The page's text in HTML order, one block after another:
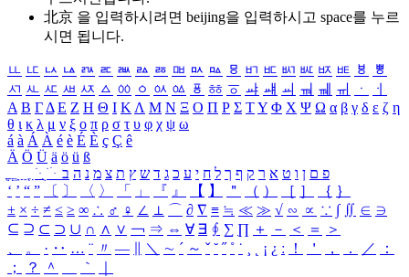
北京 을 입력하시려면 beijing을 입력하시고 space를 누르
시면 됩니다.
ㅥ ㅦ ㅧ ㅨ ㅩ ㅪ ㅫ ㅬ ㅭ ㅮ ㅯ ㅰ ㅱ ㅲ ㅳ ㅴ ㅵ ㅶ ㅷ ㅸ
ㅹ
ㅺ ㅻ ㅼ ㅽ ㅾ ㅿ ㆀ ㆁ ㆂ ㆃ ㆄ ㆅ ㆆ ㆇ ㆈ ㆉ ㆊ ㆋ ㆌ ㆍ
ㆎ
Α Β ΓΔ Ε Ζ Η Θ Ι ΚΛ Μ Ν Ξ Ο Π Ρ Σ ΤΥ Φ Χ Ψ Ω α β γ δ ε ζ η
θ ι κ λ μ ν ξ ο π ρ σ τ υ φ χ ψ ω
á à Á À é è É È ç Ç ê
Ä Ö Ü ä ö ü ß
ִֶֹ ֻּ ׁׂ פ ם ן ו ט א ר ק ף ך ל ח י ע כ ג ד ש ץ ת צ מ נ ה ב
‘ ’ “ ” 〔 〕 〈 〉 「 」 『 』 【 】 ＂ （ ） ［ ］ ｛ ｝
± × ÷ ≠ ≤ ≥ ∞ ∴ ♂ ♀ ∠ ⊥ ⌒ ∂ ∇ ≡ ≒ ≪ ≫ √ ∽ ∝ ∵ ∫ ∬ ∈ ∋
⊆ ⊇ ⊂ ⊃ ∪ ∩ ∧ ∨ ￢ ⇒ ⇔ ∀ ∃ ∮ ∑ ∏ ＋ － ＜ ＝
＞
、
。 · ‥ … ¨ 〃 ― ＼ ∼ ´ ～ ˇ ˘ ˝ ˚ ˙ ¸ ¡ ¿ ː ！ ＇ ， ． ／
：
；
？ ＾ ｀